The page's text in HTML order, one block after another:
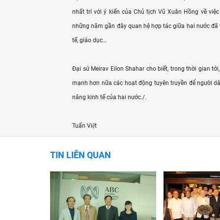
nhất trí với ý kiến của Chủ tịch Vũ Xuân Hồng về
những năm gần đây quan hệ hợp tác giữa hai nước
tế, giáo dục…
Đại sứ Meirav Eilon Shahar cho biết, trong thời gian
mạnh hơn nữa các hoạt động tuyên truyền để người
năng kinh tế của hai nước./.
Tuấn Việt
TIN LIÊN QUAN